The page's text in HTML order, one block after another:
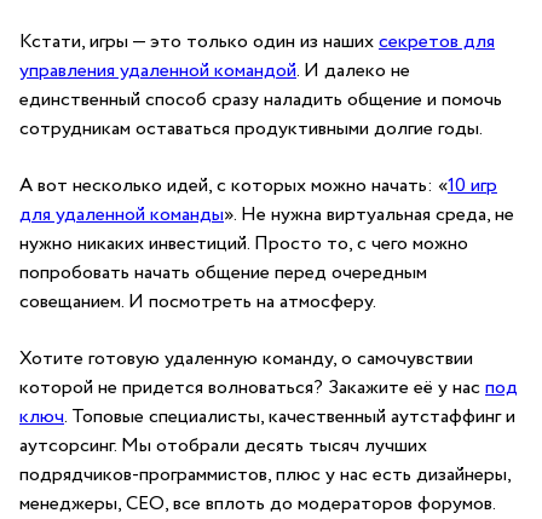
Кстати, игры — это только один из нашихсекретов для
управления удаленной командой. И далеко не
единственный способ сразу наладить общение и помочь
сотрудникам оставаться продуктивными долгие годы.
А вот несколько идей, с которых можно начать: «10 игр
для удаленной команды». Не нужна виртуальная среда, не
нужно никаких инвестиций. Просто то, с чего можно
попробовать начать общение перед очередным
совещанием. И посмотреть на атмосферу.
Хотите готовую удаленную команду, о самочувствии
которой не придется волноваться? Закажите её у наспод
ключ. Топовые специалисты, качественный аутстаффинг и
аутсорсинг. Мы отобрали десять тысяч лучших
подрядчиков-программистов, плюс у нас есть дизайнеры,
менеджеры, СЕО, все вплоть до модераторов форумов.